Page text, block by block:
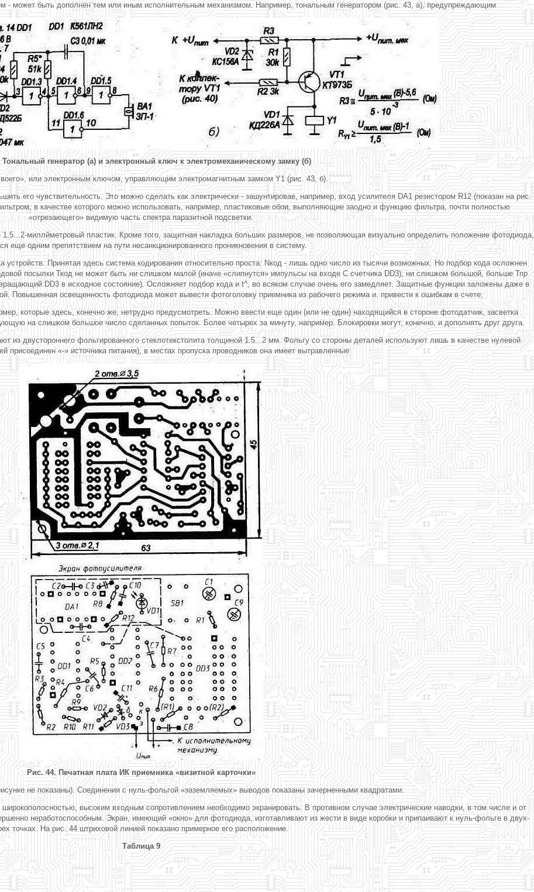
- может быть дополнен тем или иным исполнительным механизмом. Например, тональным генератором (рис. 43, а), предупреждающим
Тональный генератор (а) и электронный ключ к электромеханическому замку (б)
или электронным ключом, управляющим электромагнитным замком Y1 (рис. 43, б).
его чувствительность. Это можно сделать как электрически - зашунтировав, например, вход усилителя DA1 резистором R12 (показан на рис.
в качестве которого можно использовать, например, пластиковые обои, выполняющие заодно и функцию фильтра, почти полностью
«отрезающего» видимую часть спектра паразитной подсветки.
миллйметровый пластик. Кроме того, защитная накладка больших размеров, не позволяющая визуально определить положение фотодиода,
еще одним препятствием на пути несанкционированного проникновения в систему.
устройств. Принятая здесь система кодирования относительно проста: Nкод - лишь одно число из тысячи возможных. Но подбор кода осложнен
посылки Ткод не может быть ни слишком малой (иначе «слипнутся» импульсы на входе С счетчика DD3), ни слишком большой, больше Тпр
DD3 в исходное состояние). Осложняет подбор кода и t^, во всяком случае очень его замедляет. Защитные функции заложены даже в
Повышенная освещенность фотодиода может вывести фотоголовку приемника из рабочего режима и. привести к ошибкам в счете;
которые здесь, конечно же, нетрудно предусмотреть. Можно ввести еще один (или не один) находящийся в стороне фотодатчик, засветка
на слишком большое число сделанных попыток. Более четырех за минуту, например. Блокировки могут, конечно, и дополнять друг друга.
из двустороннего фольгированного стеклотекстолита толщиной 1.5...2 мм. Фольгу со стороны деталей используют лишь в качестве нулевой
присоединен «-» источника питания), в местах пропуска проводников она имеет вытравленные
Рис. 44. Печатная плата ИК приемника «визитной карточки»
не показаны). Соединения с нуль-фольгой «заземляемых» выводов показаны зачерненными квадратами.
высоким входным сопротивлением необходимо экранировать. В противном случае электрические наводки, в том числе и от
неработоспособным. Экран, имеющий «окно» для фотодиода, изготавливают из жести в виде коробки и припаивают к нуль-фольге в двух-
точках. На рис. 44 штриховой линией показано примерное его расположение.
Таблица 9